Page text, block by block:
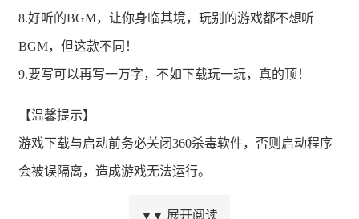
8.好听的BGM，让你身临其境，玩别的游戏都不想听
BGM，但这款不同！
9.要写可以再写一万字，不如下载玩一玩，真的顶！
【温馨提示】
游戏下载与启动前务必关闭360杀毒软件，否则启动程序
会被误隔离，造成游戏无法运行。
▼▼ 展开阅读